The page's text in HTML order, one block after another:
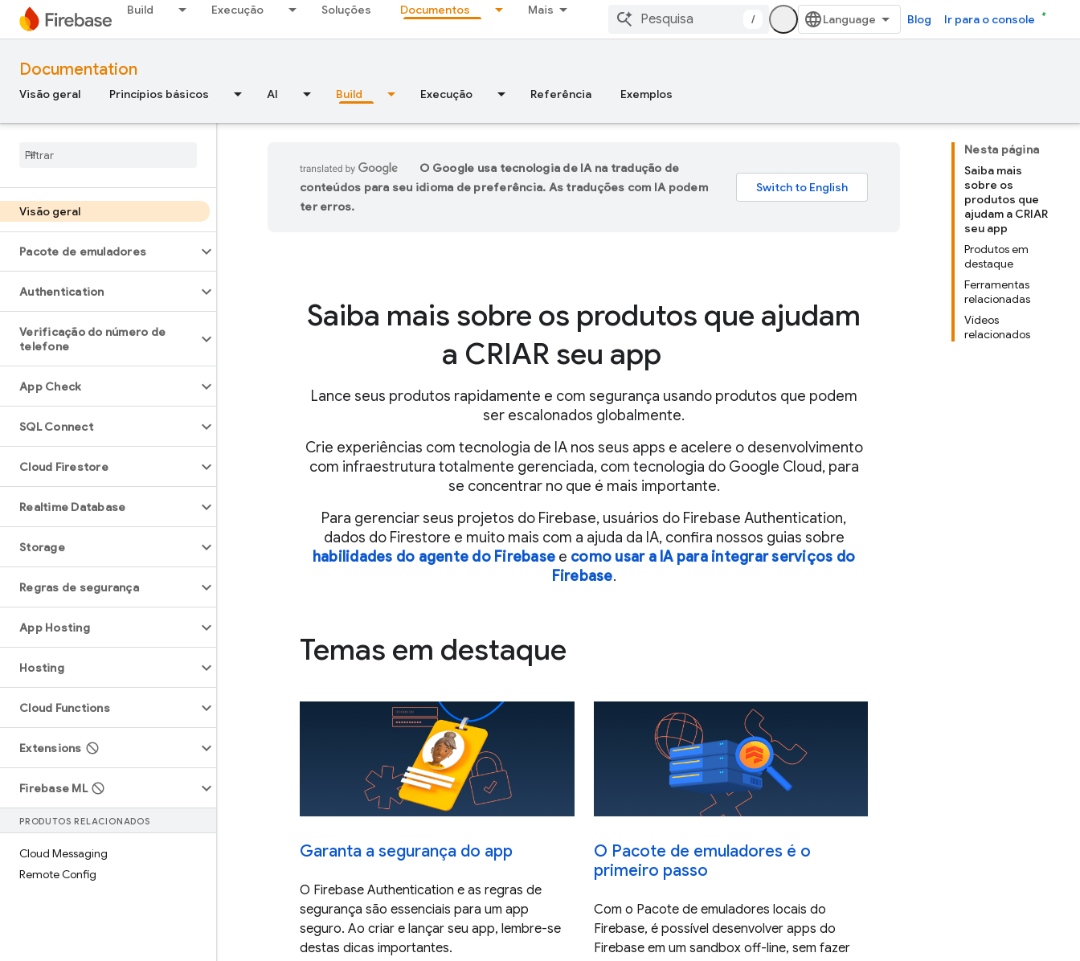
Build Execução Soluções Documentos Mais
/ Blog Ir para o console
Documentation
Visão geral Princípios básicos AI Build Execução Referência Exemplos
Visão geral
Pacote de emuladores
Authentication
Verificação do número de
telefone
App Check
SQL Connect
Cloud Firestore
Realtime Database
Storage
Regras de segurança
App Hosting
Hosting
Cloud Functions
Extensions
Firebase ML
PRODUTOS RELACIONADOS
Cloud Messaging
Remote Config
Nesta página
Saiba mais
sobre os
produtos que
ajudam a CRIAR
seu app
Produtos em
destaque
Ferramentas
relacionadas
Vídeos
relacionados
O Google usa tecnologia de IA na tradução de
conteúdos para seu idioma de preferência. As traduções com IA podem
ter erros.
Saiba mais sobre os produtos que ajudam
a CRIAR seu app
Lance seus produtos rapidamente e com segurança usando produtos que podem
ser escalonados globalmente.
Crie experiências com tecnologia de IA nos seus apps e acelere o desenvolvimento
com infraestrutura totalmente gerenciada, com tecnologia do Google Cloud, para
se concentrar no que é mais importante.
Para gerenciar seus projetos do Firebase, usuários do Firebase Authentication,
dados do Firestore e muito mais com a ajuda da IA, confira nossos guias sobre
habilidades do agente do Firebase e como usar a IA para integrar serviços do
Firebase.
Temas em destaque
Garanta a segurança do app
O Firebase Authentication e as regras de
segurança são essenciais para um app
seguro. Ao criar e lançar seu app, lembre-se
destas dicas importantes.
O Pacote de emuladores é o
primeiro passo
Com o Pacote de emuladores locais do
Firebase, é possível desenvolver apps do
Firebase em um sandbox off-line, sem fazer